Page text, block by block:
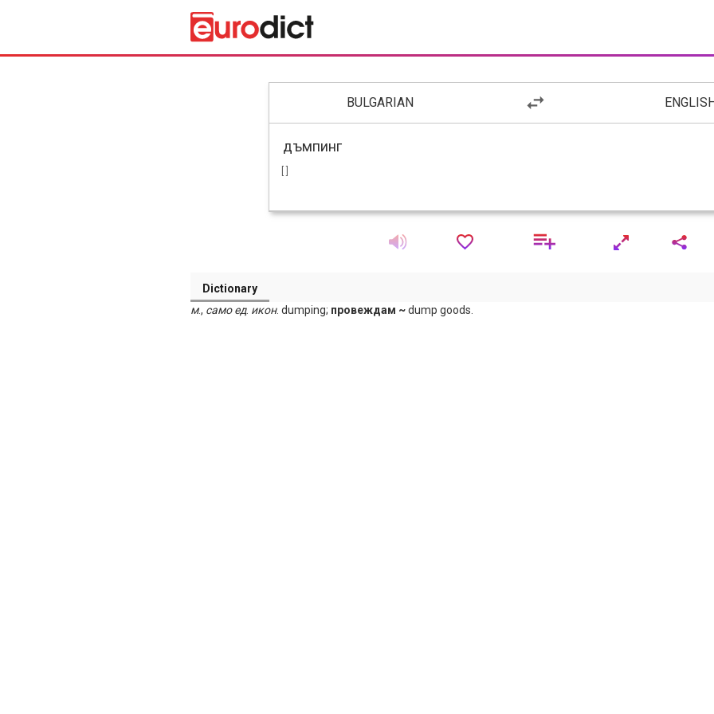
BULGARIAN
Dictionary
м., само ед. икон. dumping; провеждам ~dump goods.